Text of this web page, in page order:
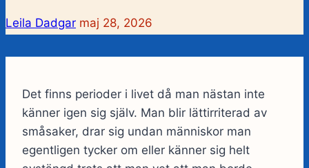
Leila Dadgar maj 28, 2026
Det finns perioder i livet då man nästan inte
känner igen sig själv. Man blir lättirriterad av
småsaker, drar sig undan människor man
egentligen tycker om eller känner sig helt